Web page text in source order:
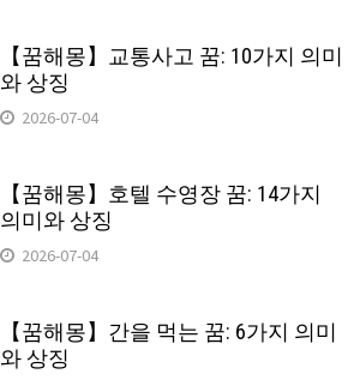
【꿈해몽】교통사고 꿈: 10가지 의미
와 상징
2026-07-04
【꿈해몽】호텔 수영장 꿈: 14가지
의미와 상징
2026-07-04
【꿈해몽】간을 먹는 꿈: 6가지 의미
와 상징